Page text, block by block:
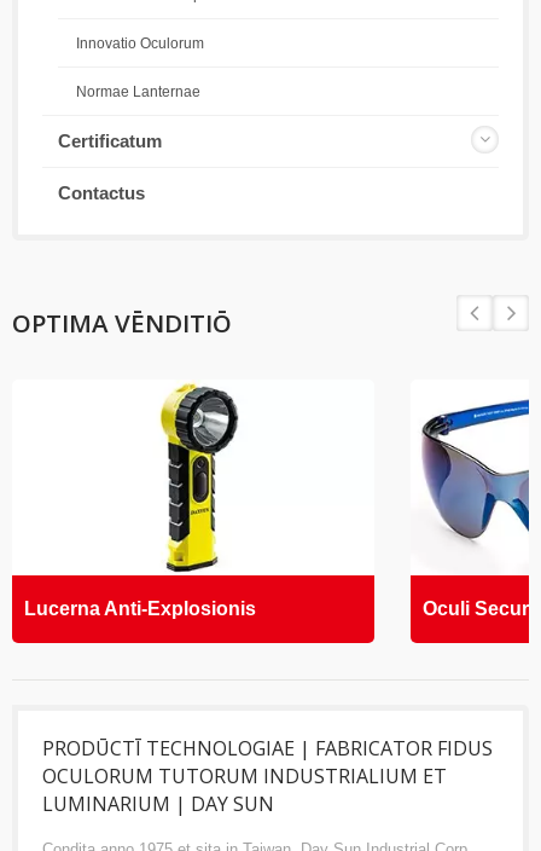
Innovatio Oculorum
Normae Lanternae
Certificatum
Contactus
OPTIMA VĒNDITIŌ
Lucerna Anti-Explosionis Oculi
PRODŪCTĪ TECHNOLOGIAE | FABRICATOR FIDUS
OCULORUM TUTORUM INDUSTRIALIUM ET
LUMINARIUM | DAY SUN